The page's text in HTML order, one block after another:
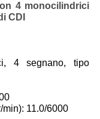
4 monocilindrici
CDI
4 segnano, tipo
11.0/6000